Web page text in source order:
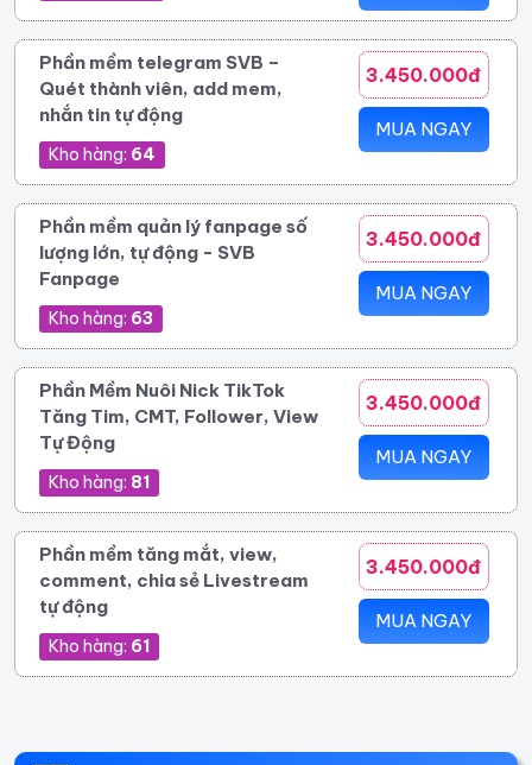
Phần mềm telegram SVB –
Quét thành viên, add mem,
nhắn tin tự động
Kho hàng: 64
3.450.000đ
MUA NGAY
Phần mềm quản lý fanpage số
lượng lớn, tự động - SVB
Fanpage
Kho hàng: 63
3.450.000đ
MUA NGAY
Phần Mềm Nuôi Nick TikTok
Tăng Tim, CMT, Follower, View
Tự Động
Kho hàng: 81
3.450.000đ
MUA NGAY
Phần mềm tăng mắt, view,
comment, chia sẻ Livestream
tự động
Kho hàng: 61
3.450.000đ
MUA NGAY